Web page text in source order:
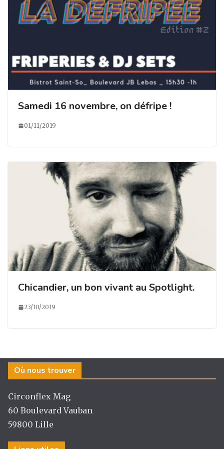
Samedi 16 novembre, on défripe !
01/11/2019
Chicandier, un bon vivant au Spotlight.
23/10/2019
Où nous trouver
Circonflex Mag
60 Boulevard Vauban
59800 Lille